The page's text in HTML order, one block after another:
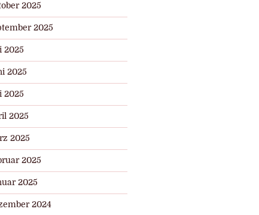
2025
2025
2025
2025
2025
2025
2025
2025
2025
2024